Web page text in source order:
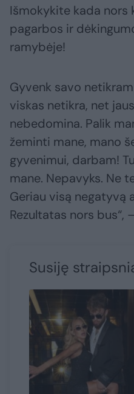
Išmokykite kada nors
pagarbos ir
ramybėje!
Gyvenk savo
viskas netikra, net
nebedomina. Palik
žeminti mane, mano
gyvenimui, darbam!
mane. Nepavyks. Ne
Geriau visą negatyvą
Rezultatas nors bus“,
Susiję